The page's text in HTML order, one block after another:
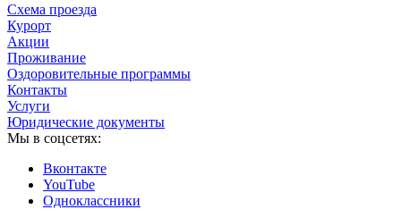
Схема проезда
Курорт
Акции
Проживание
Оздоровительные программы
Контакты
Услуги
Юридические документы
Мы в соцсетях:
Вконтакте
YouTube
Одноклассники